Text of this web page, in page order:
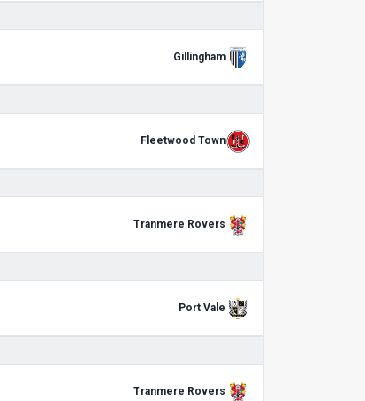
Gillingham
Fleetwood Town
Tranmere Rovers
Port Vale
Tranmere Rovers